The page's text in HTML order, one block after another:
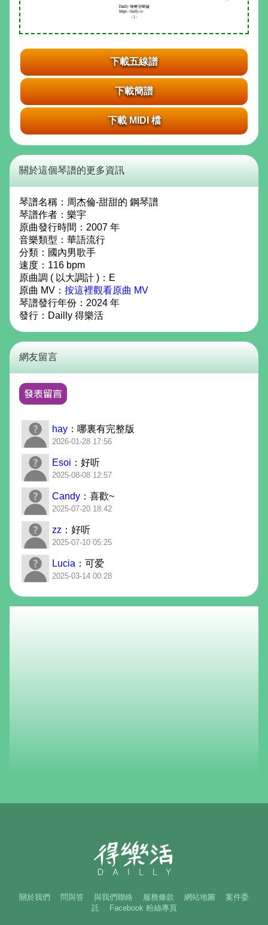
下載五線譜
下載簡譜
下載 MIDI 檔
關於這個琴譜的更多資訊
琴譜名稱： 周杰倫-甜甜的 鋼琴譜
琴譜作者： 樂宇
原曲發行時間：2007 年
音樂類型：華語流行
分類：國內男歌手
速度：116 bpm
原曲調 ( 以大調計 )：E
原曲 MV： 按這裡觀看原曲 MV
琴譜發行年份： 2024 年
發行： Dailly 得樂活
網友留言
hay ：哪裏有完整版
2026-01-28 17:56
Esoi ：好听
2025-08-08 12:57
Candy ：喜歡~
2025-07-20 18:42
zz ：好听
2025-07-10 05:25
Lucia ：可爱
2025-03-14 00:28
關於我們 問與答 與我們聯絡 服務條款 網站地圖
案件委
託
Facebook 粉絲專頁